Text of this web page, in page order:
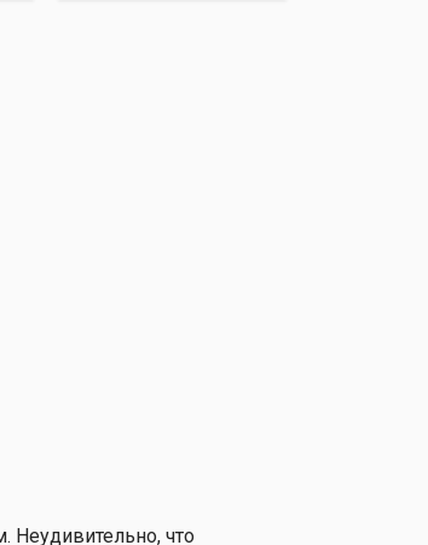
Неудивительно, что